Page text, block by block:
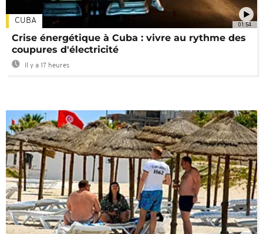
01:54
CUBA
Crise énergétique à Cuba : vivre au rythme des
coupures d'électricité
Il y a 17 heures